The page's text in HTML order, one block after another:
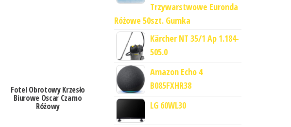
Fotel Obrotowy Krzesło
Biurowe Oscar Czarno
Różowy
Trzywarstwowe Euronda
Różowe 50szt. Gumka
Kärcher NT 35/1 Ap 1.184-
505.0
Amazon Echo 4
B085FXHR38
LG 60WL30